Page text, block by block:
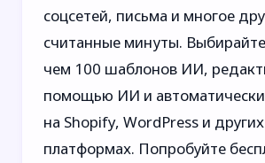
соцсетей, письма и многое
считанные минуты.
чем 100 шаблонов ИИ,
помощью ИИ и
на Shopify, WordPress и других
платформах. Попробуйте